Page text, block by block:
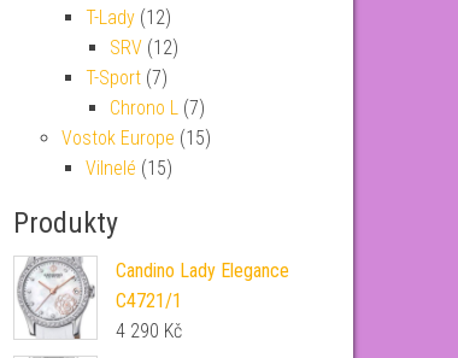
T-Lady (12)
SRV (12)
T-Sport (7)
Chrono L (7)
Vostok Europe (15)
Vilnelé (15)
Produkty
Candino Lady Elegance
C4721/1
4 290 Kč